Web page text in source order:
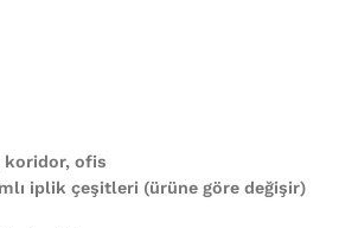
koridor, ofis
iplik çeşitleri (ürüne göre değişir)